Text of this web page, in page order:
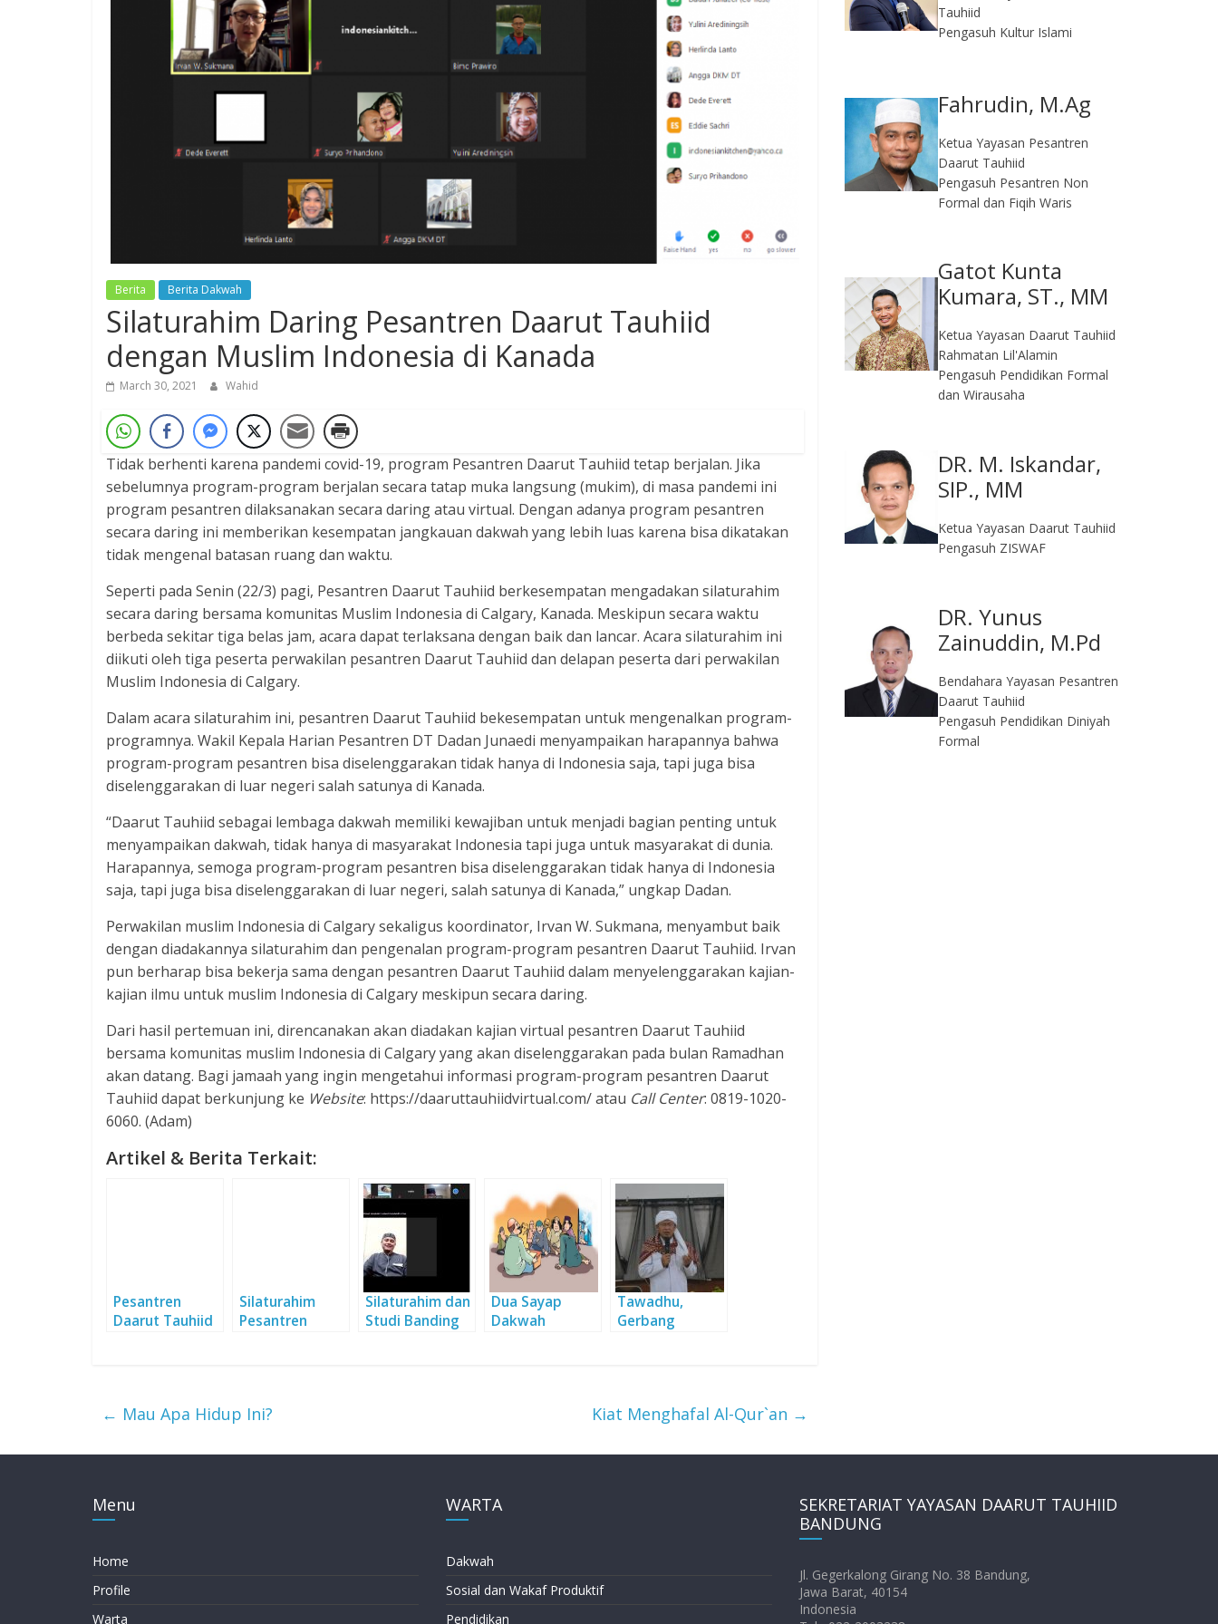
Berita Berita Dakwah
Silaturahim Daring Pesantren Daarut Tauhiid
dengan Muslim Indonesia di Kanada
March 30, 2021 Wahid
Tidak berhenti karena pandemi covid-19, program Pesantren Daarut Tauhiid tetap berjalan. Jika
sebelumnya program-program berjalan secara tatap muka langsung (mukim), di masa pandemi ini
program pesantren dilaksanakan secara daring atau virtual. Dengan adanya program pesantren
secara daring ini memberikan kesempatan jangkauan dakwah yang lebih luas karena bisa dikatakan
tidak mengenal batasan ruang dan waktu.
Seperti pada Senin (22/3) pagi, Pesantren Daarut Tauhiid berkesempatan mengadakan silaturahim
secara daring bersama komunitas Muslim Indonesia di Calgary, Kanada. Meskipun secara waktu
berbeda sekitar tiga belas jam, acara dapat terlaksana dengan baik dan lancar. Acara silaturahim ini
diikuti oleh tiga peserta perwakilan pesantren Daarut Tauhiid dan delapan peserta dari perwakilan
Muslim Indonesia di Calgary.
Dalam acara silaturahim ini, pesantren Daarut Tauhiid bekesempatan untuk mengenalkan program-
programnya. Wakil Kepala Harian Pesantren DT Dadan Junaedi menyampaikan harapannya bahwa
program-program pesantren bisa diselenggarakan tidak hanya di Indonesia saja, tapi juga bisa
diselenggarakan di luar negeri salah satunya di Kanada.
“Daarut Tauhiid sebagai lembaga dakwah memiliki kewajiban untuk menjadi bagian penting untuk
menyampaikan dakwah, tidak hanya di masyarakat Indonesia tapi juga untuk masyarakat di dunia.
Harapannya, semoga program-program pesantren bisa diselenggarakan tidak hanya di Indonesia
saja, tapi juga bisa diselenggarakan di luar negeri, salah satunya di Kanada,” ungkap Dadan.
Perwakilan muslim Indonesia di Calgary sekaligus koordinator, Irvan W. Sukmana, menyambut baik
dengan diadakannya silaturahim dan pengenalan program-program pesantren Daarut Tauhiid. Irvan
pun berharap bisa bekerja sama dengan pesantren Daarut Tauhiid dalam menyelenggarakan kajian-
kajian ilmu untuk muslim Indonesia di Calgary meskipun secara daring.
Dari hasil pertemuan ini, direncanakan akan diadakan kajian virtual pesantren Daarut Tauhiid
bersama komunitas muslim Indonesia di Calgary yang akan diselenggarakan pada bulan Ramadhan
akan datang. Bagi jamaah yang ingin mengetahui informasi program-program pesantren Daarut
Tauhiid dapat berkunjung ke Website: https://daaruttauhiidvirtual.com/ atau Call Center: 0819-1020-
6060. (Adam)
Artikel & Berita Terkait:
Pesantren
Daarut Tauhiid
Silaturahim
Pesantren
Online
Silaturahim dan
Studi Banding
Dua Sayap
Dakwah
Tawadhu,
Gerbang
← Mau Apa Hidup Ini? Kiat Menghafal Al-Qur`an →
Tauhiid
Pengasuh Kultur Islami
Fahrudin, M.Ag​
Ketua Yayasan Pesantren
Daarut Tauhiid
Pengasuh Pesantren Non
Formal dan Fiqih Waris
Gatot Kunta
Kumara, ST., MM
Ketua Yayasan Daarut Tauhiid
Rahmatan Lil'Alamin
Pengasuh Pendidikan Formal
dan Wirausaha
DR. M. Iskandar,
SIP., MM
Ketua Yayasan Daarut Tauhiid
Pengasuh ZISWAF
DR. Yunus
Zainuddin, M.Pd
Bendahara Yayasan Pesantren
Daarut Tauhiid
Pengasuh Pendidikan Diniyah
Formal
Menu
Home
Profile
Warta
WARTA
Dakwah
Sosial dan Wakaf Produktif
Pendidikan
SEKRETARIAT YAYASAN DAARUT TAUHIID
BANDUNG
Jl. Gegerkalong Girang No. 38 Bandung,
Jawa Barat, 40154
Indonesia